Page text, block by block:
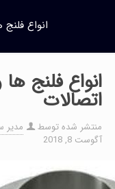
انواع
انواع فلنج ها
اتصالات
منتشر شده توسط مدیر
آگوست 8, 2018